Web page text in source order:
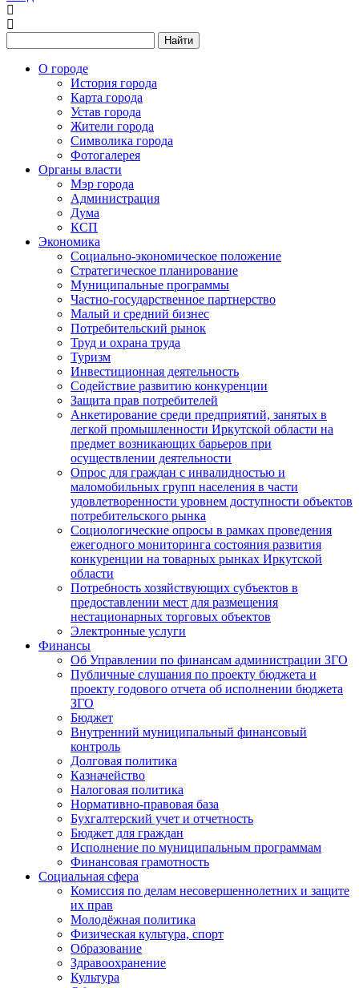
Найти
О городе
История города
Карта города
Устав города
Жители города
Символика города
Фотогалерея
Органы власти
Мэр города
Администрация
Дума
КСП
Экономика
Социально-экономическое положение
Стратегическое планирование
Муниципальные программы
Частно-государственное партнерство
Малый и средний бизнес
Потребительский рынок
Труд и охрана труда
Туризм
Инвестиционная деятельность
Содействие развитию конкуренции
Защита прав потребителей
Анкетирование среди предприятий, занятых в
легкой промышленности Иркутской области на
предмет возникающих барьеров при
осуществлении деятельности
Опрос для граждан с инвалидностью и
маломобильных групп населения в части
удовлетворенности уровнем доступности объектов
потребительского рынка
Социологические опросы в рамках проведения
ежегодного мониторинга состояния развития
конкуренции на товарных рынках Иркутской
области
Потребность хозяйствующих субъектов в
предоставлении мест для размещения
нестационарных торговых объектов
Электронные услуги
Финансы
Об Управлении по финансам администрации ЗГО
Публичные слушания по проекту бюджета и
проекту годового отчета об исполнении бюджета
ЗГО
Бюджет
Внутренний муниципальный финансовый
контроль
Долговая политика
Казначейство
Налоговая политика
Нормативно-правовая база
Бухгалтерский учет и отчетность
Бюджет для граждан
Исполнение по муниципальным программам
Финансовая грамотность
Социальная сфера
Комиссия по делам несовершеннолетних и защите
их прав
Молодёжная политика
Физическая культура, спорт
Образование
Здравоохранение
Культура